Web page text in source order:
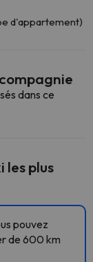
d'appartement)
dans ce
les plus
pouvez
de 600 km